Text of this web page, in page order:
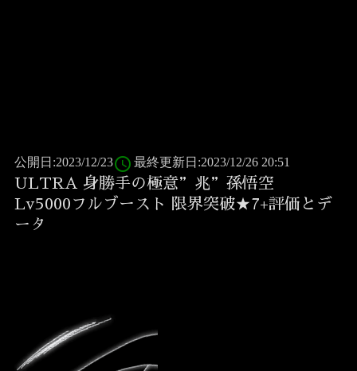
公開日:2023/12/23access_time 最終更新日:2023/12/26 20:51
ULTRA 身勝手の極意”兆”孫悟空
Lv5000フルブースト 限界突破★7+評価とデ
ータ